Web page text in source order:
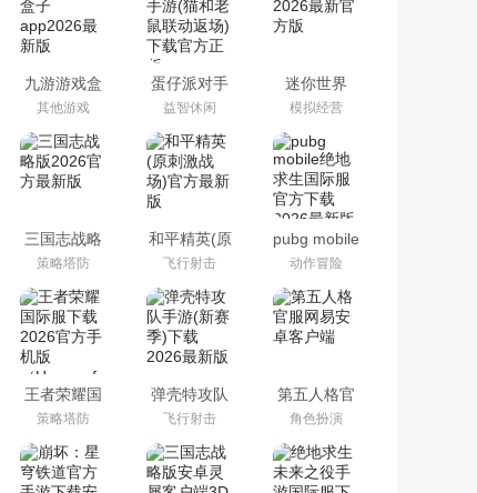
九游游戏盒
子app2026
最新版
其他游戏
蛋仔派对手
游(猫和老鼠
联动返场)下
载官方正版
益智休闲
迷你世界
2026最新官
方版
模拟经营
三国志战略
版2026官方
最新版
策略塔防
和平精英(原
刺激战场)官
方最新版
飞行射击
pubg mobile
绝地求生国
际服官方下
载2026最新
版本
动作冒险
王者荣耀国
际服下载
2026官方手
机版
（Honor of
Kings）
策略塔防
弹壳特攻队
手游(新赛
季)下载
2026最新版
飞行射击
第五人格官
服网易安卓
客户端
角色扮演